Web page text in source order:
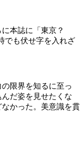
に本誌に「東京？
でも伏せ字を入れざ
限界を知るに至っ
だ姿を見せたくな
かった。美意識を貫